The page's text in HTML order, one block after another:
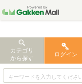
カテゴリ
から探す
ログイン